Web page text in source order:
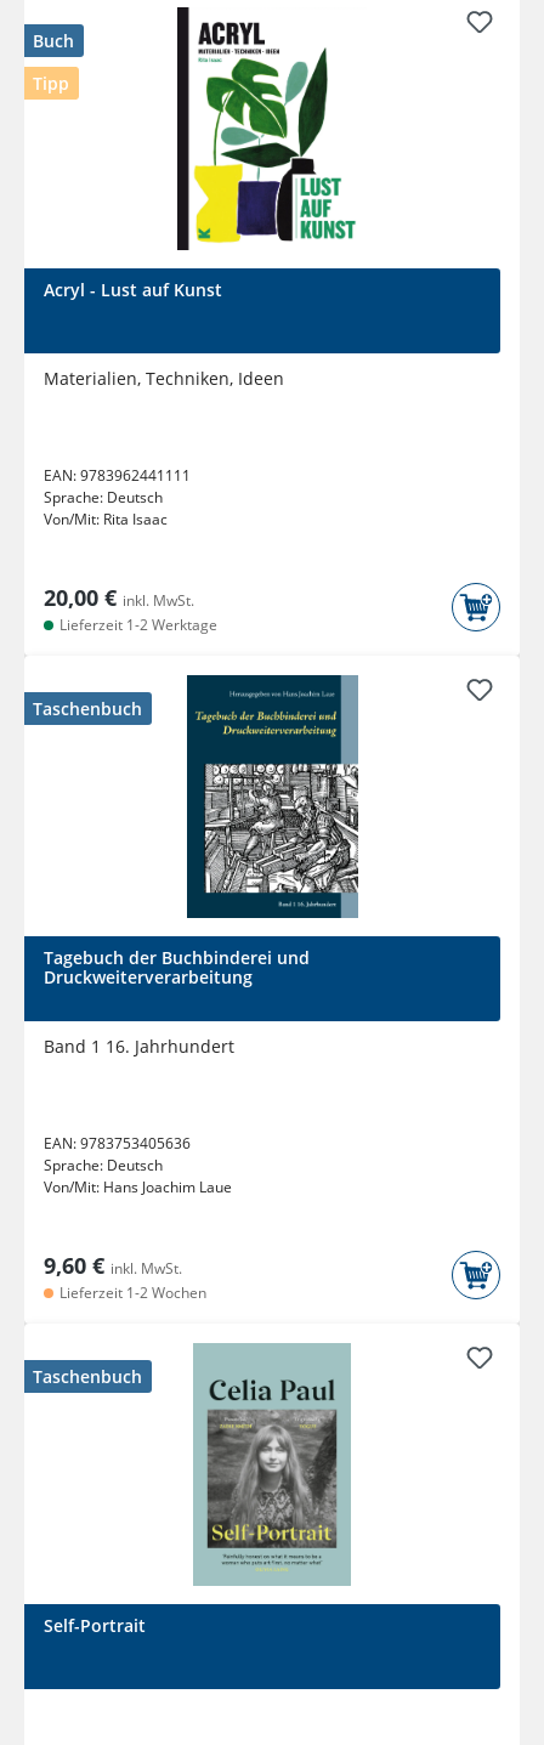
Buch
Tipp
Acryl - Lust auf Kunst
Materialien, Techniken, Ideen
EAN:9783962441111
Sprache: Deutsch
Von/Mit: Rita Isaac
20,00 € inkl. MwSt.
Lieferzeit 1-2 Werktage
Taschenbuch
Tagebuch der Buchbinderei und
Druckweiterverarbeitung
Band 1 16. Jahrhundert
EAN:9783753405636
Sprache: Deutsch
Von/Mit: Hans Joachim Laue
9,60 € inkl. MwSt.
Lieferzeit 1-2 Wochen
Taschenbuch
Self-Portrait